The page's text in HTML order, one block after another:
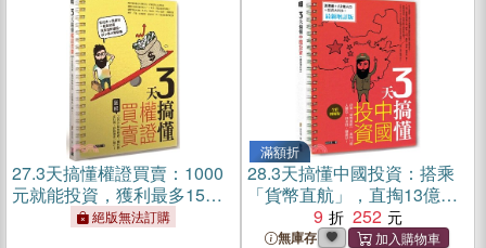
27.3天搞懂權證買賣：1000
元就能投資，獲利最多15
倍，存款簿多一個0！
絕版無法訂購
滿額折
28.3天搞懂中國投資：搭乘
「貨幣直航」，直掏13億人
腰包，錢滾錢，賺最快！
9 252
無庫存